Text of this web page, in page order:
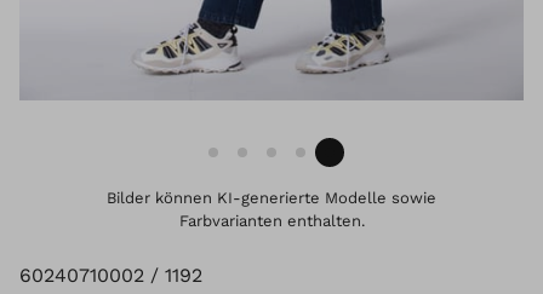
Bilder können KI-generierte Modelle sowie
Farbvarianten enthalten.
60240710002 / 1192